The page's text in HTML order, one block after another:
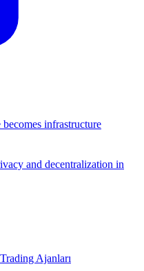
infrastructure
and decentralization in
Ajanları